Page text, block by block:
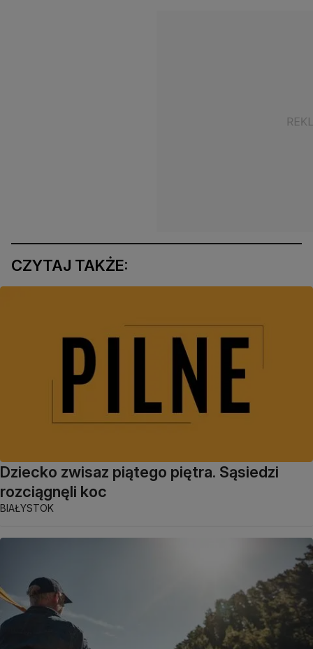
CZYTAJ TAKŻE:
Dziecko zwisaz piątego piętra. Sąsiedzi
rozciągnęli koc
BIAŁYSTOK